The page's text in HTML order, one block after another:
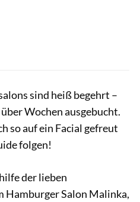
sind heiß begehrt –
Wochen ausgebucht.
so auf ein Facial gefreut
folgen!
der lieben
Hamburger Salon Malinka,